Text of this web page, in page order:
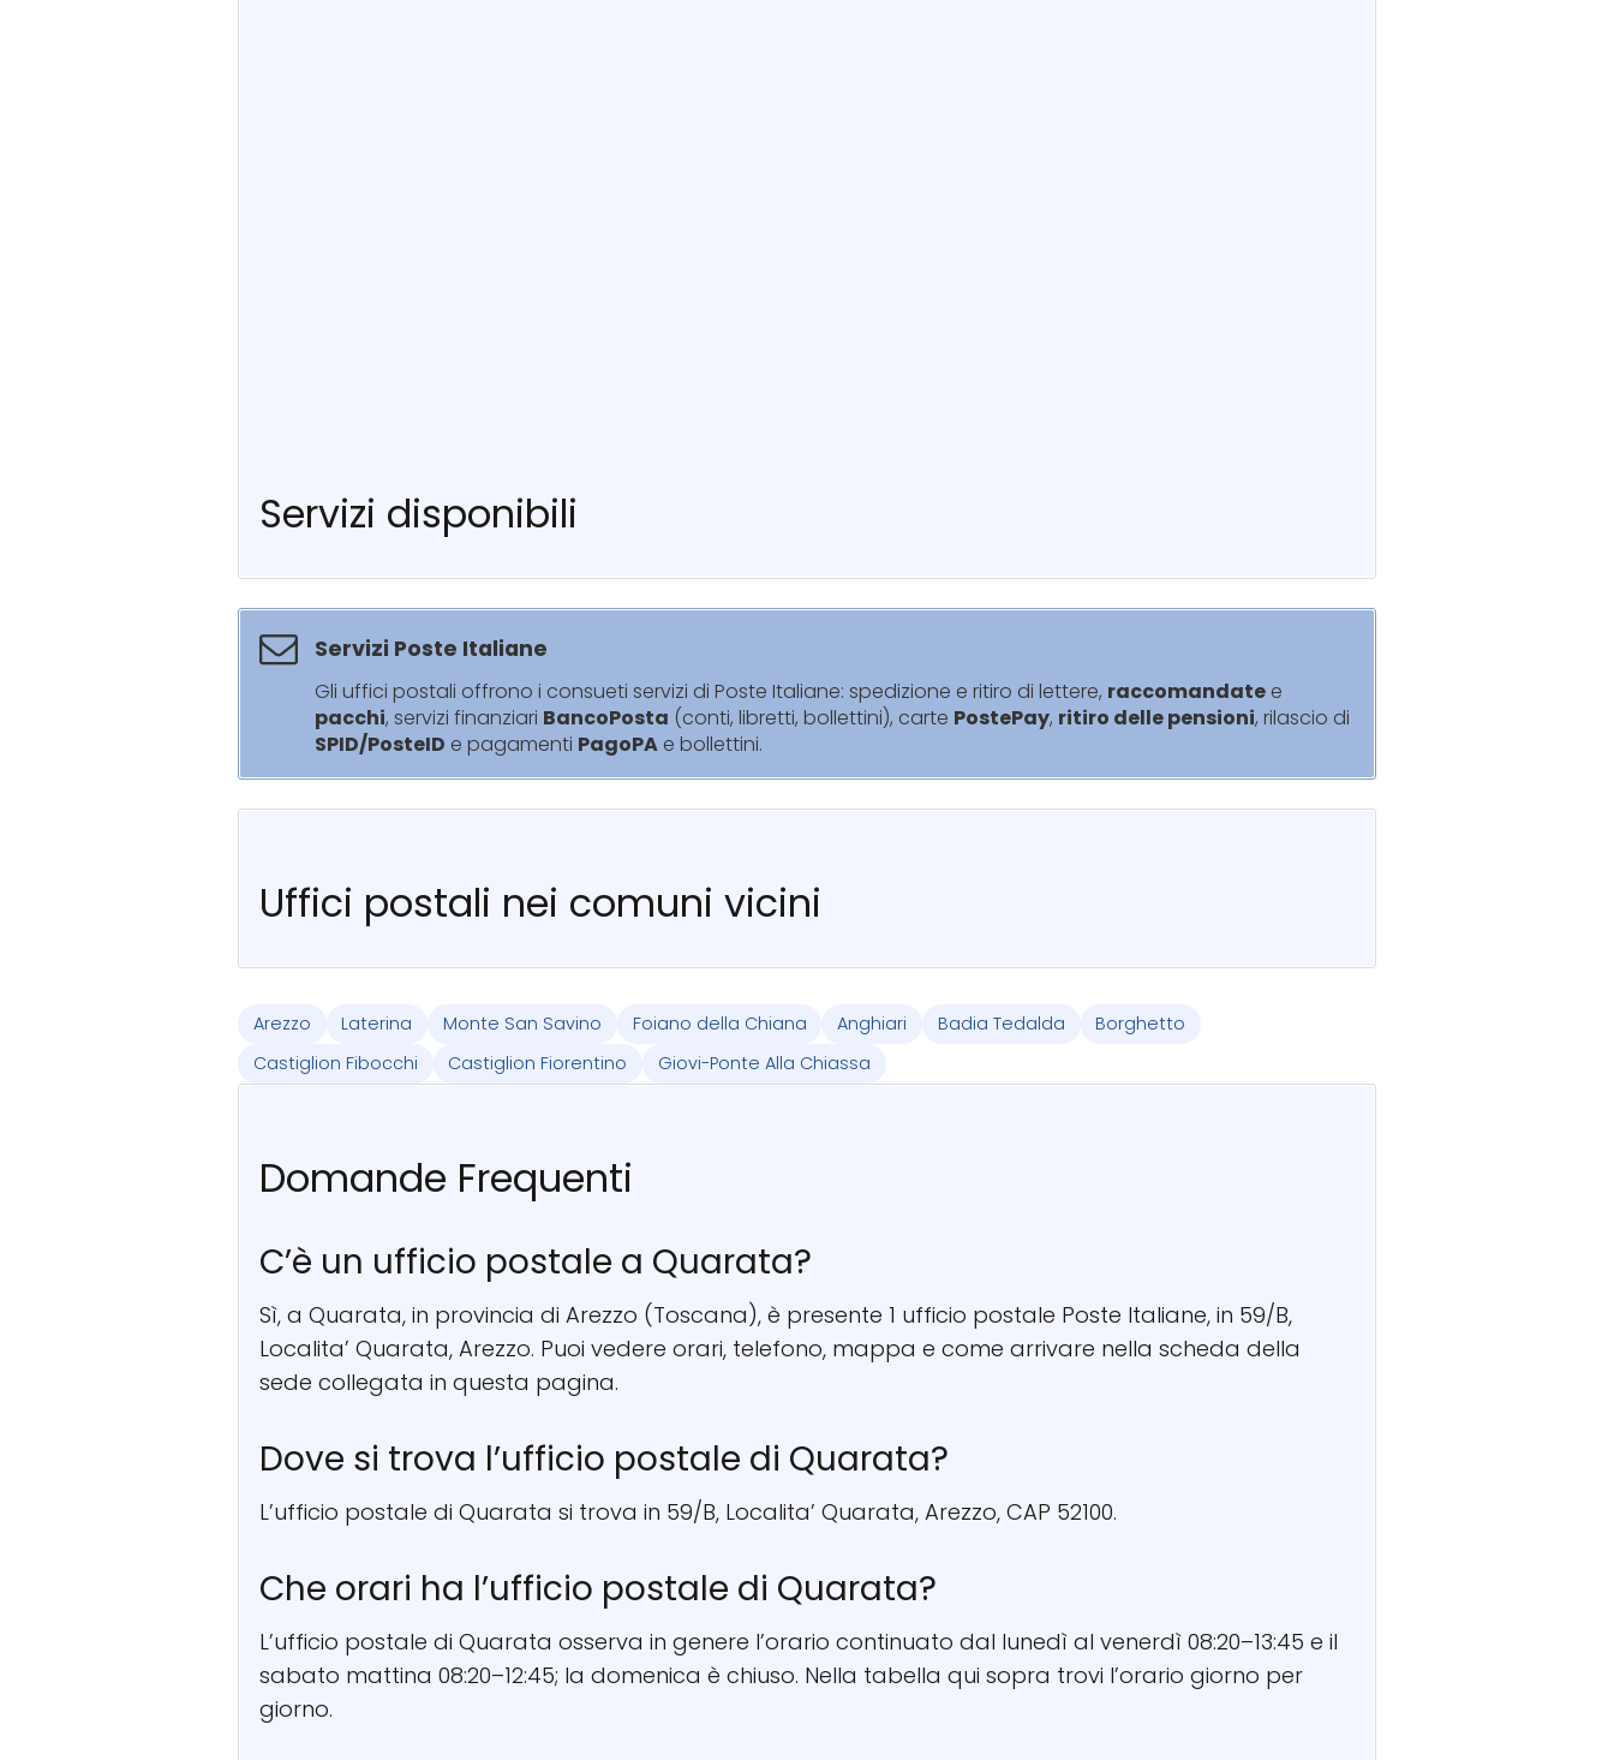
Servizi disponibili
Servizi Poste Italiane
Gli uffici postali offrono i consueti servizi di Poste Italiane: spedizione e ritiro di lettere, raccomandate e
pacchi, servizi finanziari BancoPosta (conti, libretti, bollettini), carte PostePay, ritiro delle pensioni, rilascio di
SPID/PosteID e pagamenti PagoPA e bollettini.
Uffici postali nei comuni vicini
Arezzo Laterina Monte San Savino Foiano della Chiana Anghiari Badia Tedalda
Borghetto
Castiglion Fibocchi
Castiglion Fiorentino Giovi-Ponte Alla Chiassa
Domande Frequenti
C’è un ufficio postale a Quarata?
Sì, a Quarata, in provincia di Arezzo (Toscana), è presente 1 ufficio postale Poste Italiane, in 59/B,
Localita’ Quarata, Arezzo. Puoi vedere orari, telefono, mappa e come arrivare nella scheda della
sede collegata in questa pagina.
Dove si trova l’ufficio postale di Quarata?
L’ufficio postale di Quarata si trova in 59/B, Localita’ Quarata, Arezzo, CAP 52100.
Che orari ha l’ufficio postale di Quarata?
L’ufficio postale di Quarata osserva in genere l’orario continuato dal lunedì al venerdì 08:20–13:45 e il
sabato mattina 08:20–12:45; la domenica è chiuso. Nella tabella qui sopra trovi l’orario giorno per
giorno.